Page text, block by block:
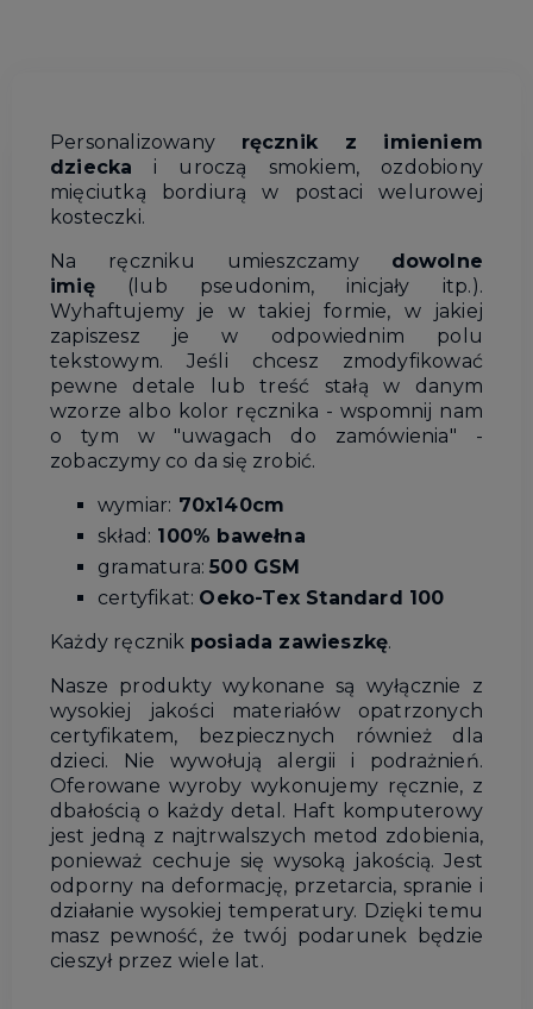
Personalizowany ręcznik z imieniem
dziecka i uroczą smokiem, ozdobiony
mięciutką bordiurą w postaci welurowej
kosteczki.
Na ręczniku umieszczamy dowolne
imię(lub pseudonim, inicjały itp.).
Wyhaftujemy je w takiej formie, w jakiej
zapiszesz je w odpowiednim polu
tekstowym. Jeśli chcesz zmodyfikować
pewne detale lub treść stałą w danym
wzorze albo kolor ręcznika - wspomnij nam
o tym w "uwagach do zamówienia" -
zobaczymy co da się zrobić.
wymiar: 70x140cm
skład: 100% bawełna
gramatura:500 GSM
certyfikat: Oeko-Tex Standard 100
Każdy ręcznik posiada zawieszkę.
Nasze produkty wykonane są wyłącznie z
wysokiej jakości materiałów opatrzonych
certyfikatem, bezpiecznych również dla
dzieci. Nie wywołują alergii i podrażnień.
Oferowane wyroby wykonujemy ręcznie, z
dbałością o każdy detal. Haft komputerowy
jest jedną z najtrwalszych metod zdobienia,
ponieważ cechuje się wysoką jakością. Jest
odporny na deformację, przetarcia, spranie i
działanie wysokiej temperatury. Dzięki temu
masz pewność, że twój podarunek będzie
cieszył przez wiele lat.